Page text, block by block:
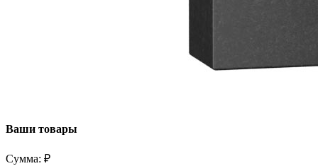
Ваши товары
Сумма: ₽